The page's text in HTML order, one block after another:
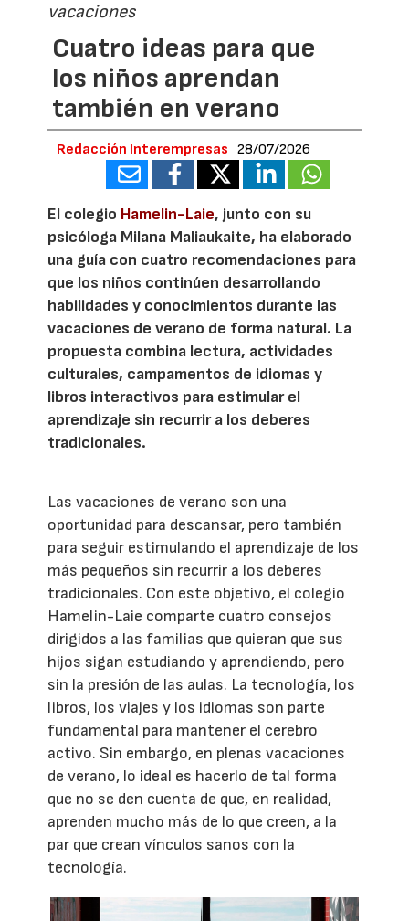
vacaciones
Cuatro ideas para que
los niños aprendan
también en verano
Redacción Interempresas 28/07/2026
El colegio Hamelin-Laie, junto con su
psicóloga Milana Maliaukaite, ha elaborado
una guía con cuatro recomendaciones para
que los niños continúen desarrollando
habilidades y conocimientos durante las
vacaciones de verano de forma natural. La
propuesta combina lectura, actividades
culturales, campamentos de idiomas y
libros interactivos para estimular el
aprendizaje sin recurrir a los deberes
tradicionales.
Las vacaciones de verano son una
oportunidad para descansar, pero también
para seguir estimulando el aprendizaje de los
más pequeños sin recurrir a los deberes
tradicionales. Con este objetivo, el colegio
Hamelin-Laie comparte cuatro consejos
dirigidos a las familias que quieran que sus
hijos sigan estudiando y aprendiendo, pero
sin la presión de las aulas. La tecnología, los
libros, los viajes y los idiomas son parte
fundamental para mantener el cerebro
activo. Sin embargo, en plenas vacaciones
de verano, lo ideal es hacerlo de tal forma
que no se den cuenta de que, en realidad,
aprenden mucho más de lo que creen, a la
par que crean vínculos sanos con la
tecnología.